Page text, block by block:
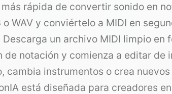
rápida de convertir sonido en
WAV y conviértelo a MIDI en
un archivo MIDI limpio en
de notación y comienza a editar de
cambia instrumentos o crea
está diseñada para creadores en